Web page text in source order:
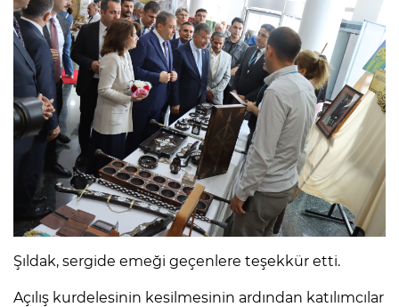
Şıldak, sergide emeği geçenlere teşekkür etti.
Açılış kurdelesinin kesilmesinin ardından katılımcılar